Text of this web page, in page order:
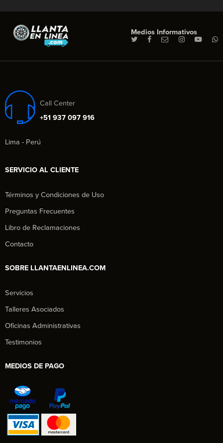
Medios Informativos
Call Center
+51 937 097 916
Lima - Perú
SERVICIO AL CLIENTE
Términos y Condiciones de Uso
Preguntas Frecuentes
Libro de Reclamaciones
Contacto
SOBRE LLANTAENLINEA.COM
Servicios
Talleres Asociados
Oficinas Administrativas
Testimonios
MEDIOS DE PAGO